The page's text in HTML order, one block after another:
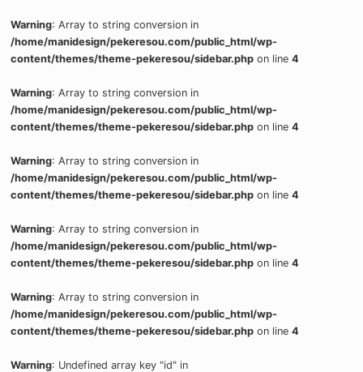
Warning: Array to string conversion in
/home/manidesign/pekeresou.com/public_html/wp-
content/themes/theme-pekeresou/sidebar.php on line4
Warning: Array to string conversion in
/home/manidesign/pekeresou.com/public_html/wp-
content/themes/theme-pekeresou/sidebar.php on line4
Warning: Array to string conversion in
/home/manidesign/pekeresou.com/public_html/wp-
content/themes/theme-pekeresou/sidebar.php on line4
Warning: Array to string conversion in
/home/manidesign/pekeresou.com/public_html/wp-
content/themes/theme-pekeresou/sidebar.php on line4
Warning: Array to string conversion in
/home/manidesign/pekeresou.com/public_html/wp-
content/themes/theme-pekeresou/sidebar.php on line4
Warning: Undefined array key "id" in